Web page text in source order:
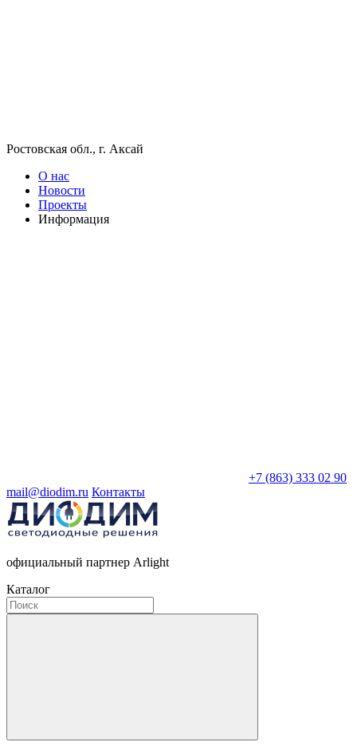
Ростовская обл., г. Аксай
О нас
Новости
Проекты
Информация
+7 (863) 333 02 90
mail@diodim.ru Контакты
официальный партнер Arlight
Каталог